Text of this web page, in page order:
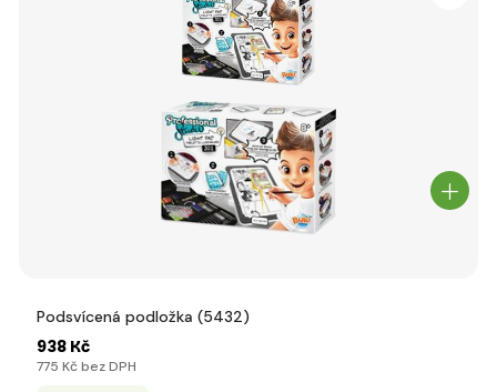
Podsvícená podložka (5432)
938 Kč
775 Kč bez DPH